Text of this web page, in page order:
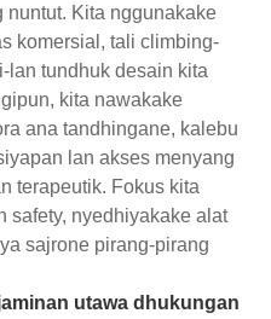
nuntut. Kita nggunakake
komersial, tali climbing-
lan tundhuk desain kita
kita nawakake
ana tandhingane, kalebu
lan akses menyang
terapeutik. Fokus kita
safety, nyedhiyakake alat
sajrone pirang-pirang
utawa dhukungan